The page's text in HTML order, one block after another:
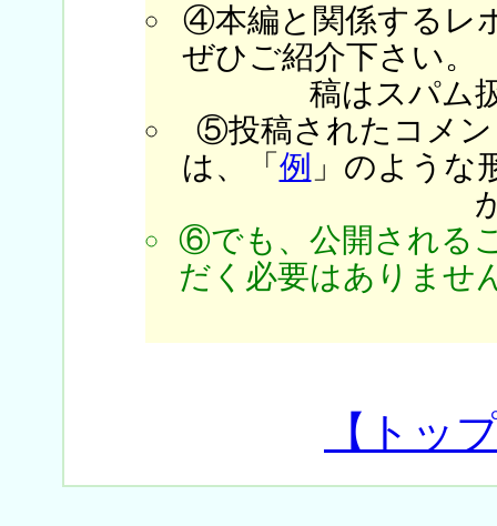
④本編と関係するレ
ぜひご紹介下さい。
稿はスパム
⑤投稿されたコメン
は、「 例 」のような
⑥でも、公開される
だく必要はありませ
【トッ